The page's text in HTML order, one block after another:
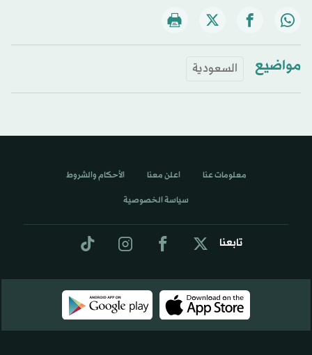
مواضيع السعودية
تابعنا
معلومات عنا اعلن معنا الأحكام والشروط
سياسة الخصوصية